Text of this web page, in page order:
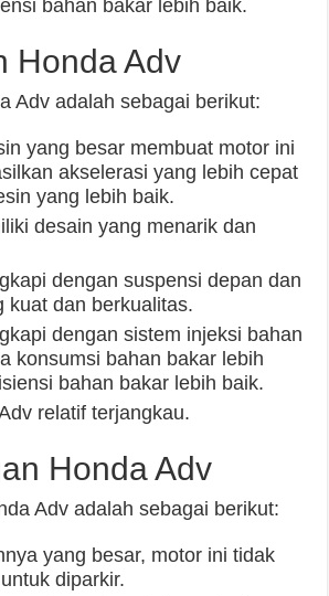
bahan bakar lebih baik.
Honda Adv
Adv adalah sebagai berikut:
yang besar membuat motor ini
akselerasi yang lebih cepat
yang lebih baik.
desain yang menarik dan
dengan suspensi depan dan
kuat dan berkualitas.
dengan sistem injeksi bahan
konsumsi bahan bakar lebih
bahan bakar lebih baik.
relatif terjangkau.
Honda Adv
Adv adalah sebagai berikut:
yang besar, motor ini tidak
diparkir.